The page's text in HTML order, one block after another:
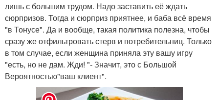
лишь с большим трудом. Надо заставить её ждать
сюрпризов. Тогда и сюрприз приятнее, и баба всё время
"в Тонусе". Да и вообще, такая политика полезна, чтобы
сразу же отфильтровать стерв и потребительниц. Только
в том случае, если женщина приняла эту вашу игру
"есть, но не дам. Жди! "- Значит, это с Большой
Вероятностью"ваш клиент".